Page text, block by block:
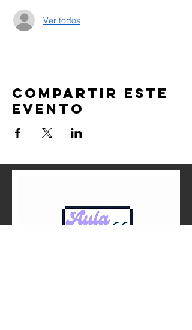
Ver todos
Compartir este
evento